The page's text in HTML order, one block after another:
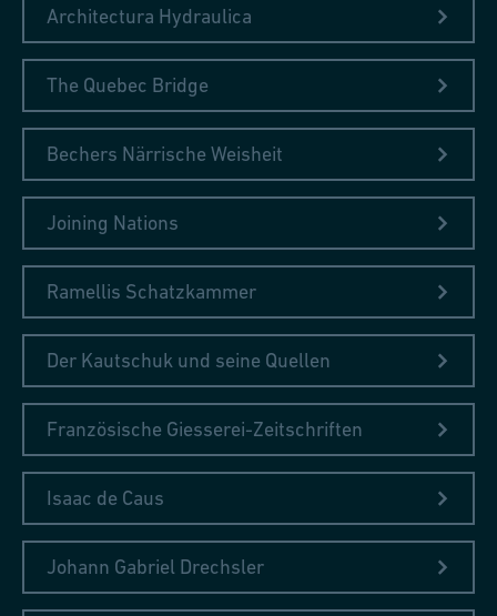
Architectura Hydraulica
The Quebec Bridge
Bechers Närrische Weisheit
Joining Nations
Ramellis Schatzkammer
Der Kautschuk und seine Quellen
Französische Giesserei-Zeitschriften
Isaac de Caus
Johann Gabriel Drechsler